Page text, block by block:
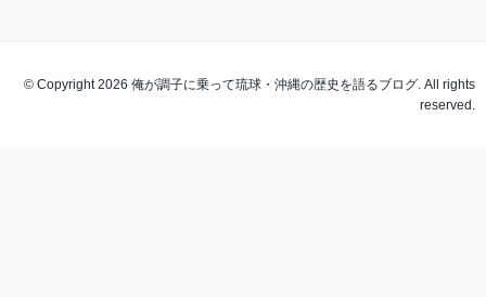
© Copyright 2026 俺が調子に乗って琉球・沖縄の歴史を語るブログ. All rights
reserved.